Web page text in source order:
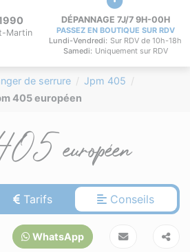
Martin
DÉPANNAGE 7J/7 9H-00H
PASSEZ EN BOUTIQUE SUR RDV
Lundi-Vendredi: Sur RDV de 10h-18h
Samedi: Uniquement sur RDV
de serrure
Jpm 405
405 européen
européen
Tarifs Conseils
WhatsApp